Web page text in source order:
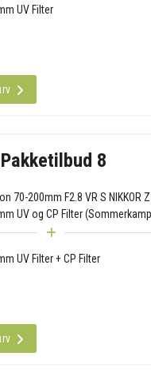
UV Filter
Pakketilbud 8
70-200mm F2.8 VR S NIKKOR
UV og CP Filter
UV Filter + CP Filter